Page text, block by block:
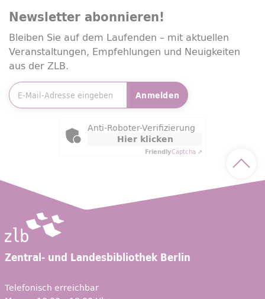
Newsletter abonnieren!
Bleiben Sie auf dem Laufenden – mit aktuellen
Veranstaltungen, Empfehlungen und Neuigkeiten
aus der ZLB.
Anmelden
Friendly Captcha
Anti-Roboter-Verifizierung
Hier klicken
FriendlyCaptcha ⇗
Zentral- und Landesbibliothek Berlin
Telefonisch erreichbar